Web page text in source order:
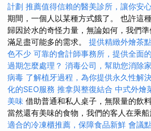
計劃 推薦值得信賴的醫美診所，讓你安
期間，一個人以某種方式餓了。 也許這
歸因於水的奇怪力量，無論如何，我們
滿足盡可能多的需求。 提供精緻外燴茶
色不少 可靠的會計師事務所，提供全面
過期怎麼處理？ 消毒公司，幫助您消除
病毒 了解植牙過程，為你提供永久性解
化的SEO服務 推拿與整復結合 中式外燴
美味 借助普通和私人桌子，無限量的飲
當然還有美味的食物，我們的客人在乘船
適合的冷凍櫃推薦，保障食品新鮮 會議